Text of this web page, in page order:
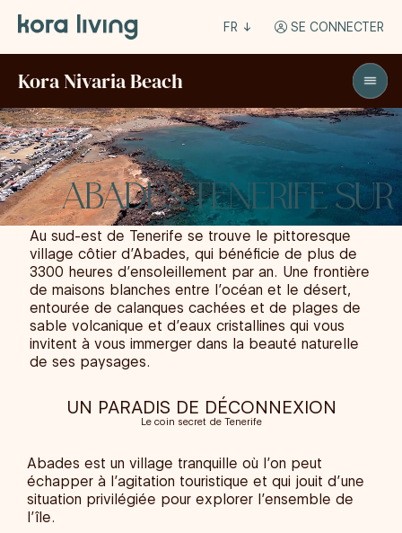
FR SE CONNECTER
Kora Nivaria Beach
Au sud-est de Tenerife se trouve le pittoresque
village côtier d’Abades, qui bénéficie de plus de
3300 heures d’ensoleillement par an. Une frontière
de maisons blanches entre l’océan et le désert,
entourée de calanques cachées et de plages de
sable volcanique et d’eaux cristallines qui vous
invitent à vous immerger dans la beauté naturelle
de ses paysages.
ABADES TENERIFE SUR
UN PARADIS DE DÉCONNEXION
Le coin secret de Tenerife
Abades est un village tranquille où l’on peut
échapper à l’agitation touristique et qui jouit d’une
situation privilégiée pour explorer l’ensemble de
l’île.